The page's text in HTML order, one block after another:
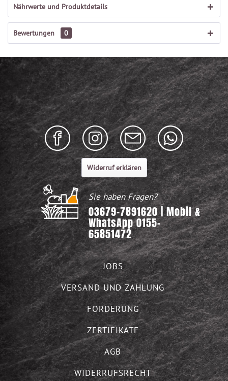
Nährwerte und Produktdetails
Bewertungen 0
Widerruf erklären
Sie haben Fragen?
03679-7891620 | Mobil &
WhatsApp 0155-
65851472
JOBS
VERSAND UND ZAHLUNG
FÖRDERUNG
ZERTIFIKATE
AGB
WIDERRUFSRECHT